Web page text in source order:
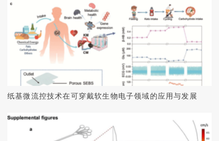
纸基微流控技术在可穿戴软生物电子领域的应用与发展